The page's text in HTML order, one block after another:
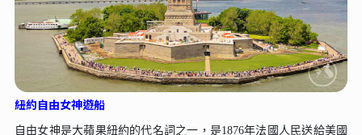
紐約⾃由女神遊船
⾃由女神是⼤蘋果紐約的代名詞之⼀，是1876年法國⼈⺠送給美國